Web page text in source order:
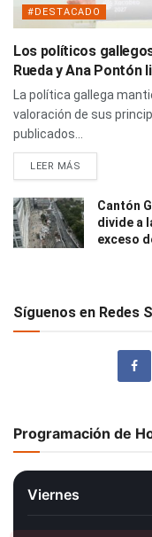
#DESTACADO
Los políticos
Rueda y Ana Pontón
La política gallega
valoración de sus
publicados...
LEER MÁS
Cantón
divide a
exceso
Síguenos en Redes
Programación de
Viernes